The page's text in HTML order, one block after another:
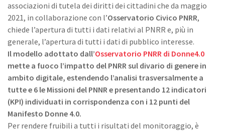
associazioni di tutela dei diritti dei cittadini che da maggio
2021, in collaborazione con l’Osservatorio Civico PNRR,
chiede l’apertura di tutti i dati relativi al PNRR e, più in
generale, l’apertura di tutti i dati di pubblico interesse.
Il modello adottato dall’Osservatorio PNRR di Donne4.0
mette a fuoco l’impatto del PNRR sul divario di genere in
ambito digitale, estendendo l’analisi trasversalmente a
tutte e 6 le Missioni del PNNR e presentando 12 indicatori
(KPI) individuati in corrispondenza con i 12 punti del
Manifesto Donne 4.0.
Per rendere fruibili a tutti i risultati del monitoraggio, è